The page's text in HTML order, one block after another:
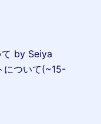
by Seiya
について(~15-